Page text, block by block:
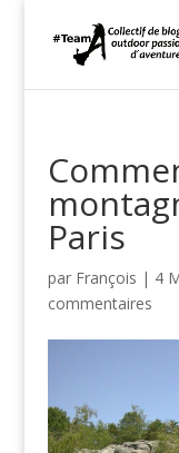
Paris
par François | 4
commentaires